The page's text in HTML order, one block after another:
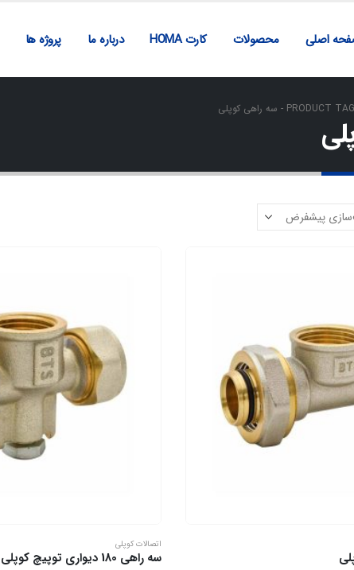
اصلی محصولات کارت HOMA درباره ما پروژه ها
PRODUCT TAG - سه راهی کوپلی
اتصالات کوپلی
سه راهی 180 دیواری توپیچ کوپلی